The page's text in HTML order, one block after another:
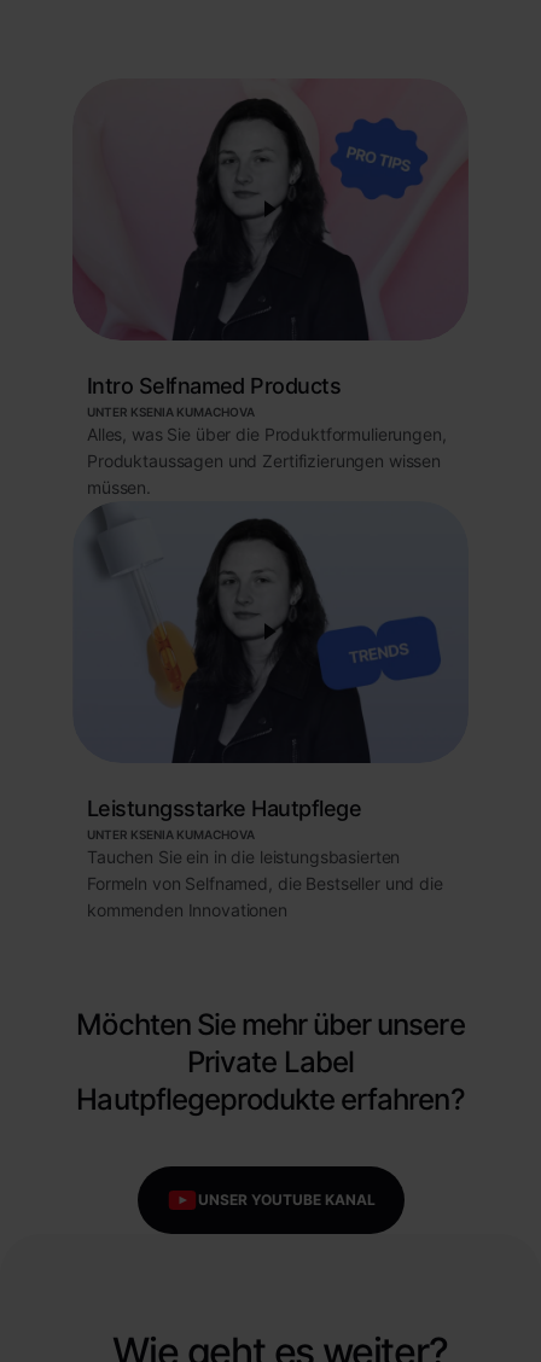
Intro Selfnamed Products
UNTER KSENIA KUMACHOVA
Alles, was Sie über die Produktformulierungen,
Produktaussagen und Zertifizierungen wissen
müssen.
Leistungsstarke Hautpflege
UNTER KSENIA KUMACHOVA
Tauchen Sie ein in die leistungsbasierten
Formeln von Selfnamed, die Bestseller und die
kommenden Innovationen
Möchten Sie mehr über unsere
Private Label
Hautpflegeprodukte erfahren?
UNSER YOUTUBE KANAL
Wie geht es weiter?